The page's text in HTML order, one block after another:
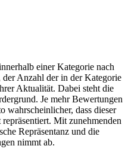
einer Kategorie nach
Anzahl der in der Kategorie
Aktualität. Dabei steht die
Je mehr Bewertungen
wahrscheinlicher, dass dieser
Mit zunehmenden
Repräsentanz und die
nimmt ab.